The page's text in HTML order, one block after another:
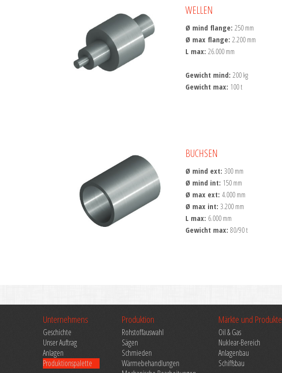
WELLEN
Ø mind flange: 250 mm
Ø max flange: 2.200 mm
L max: 26.000 mm
Gewicht mind: 200 kg
Gewicht max: 100 t
BUCHSEN
Ø mind ext: 300 mm
Ø mind int: 150 mm
Ø max ext: 4.000 mm
Ø max int: 3.200 mm
L max: 6.000 mm
Gewicht max: 80/90 t
Unternehmens
Geschichte
Unser Auftrag
Anlagen
Produktionspalette
Produktion
Rohstoffauswahl
Sägen
Schmieden
Wärmebehandlungen
Märkte und Produkte
Oil & Gas
Nuklear-Bereich
Anlagenbau
Schiffsbau